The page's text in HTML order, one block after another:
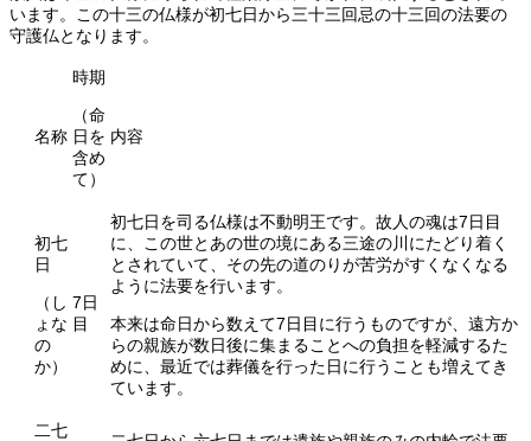
います。この十三の仏様が初七日から三十三回忌の十三回の法要の
守護仏となります。
名称
時期
（命
日を
含め
て）
内容
初七
日
（し
ょな
の
か）
7日
目
初七日を司る仏様は不動明王です。故人の魂は7日目
に、この世とあの世の境にある三途の川にたどり着く
とされていて、その先の道のりが苦労がすくなくなる
ように法要を行います。
本来は命日から数えて7日目に行うものですが、遠方か
らの親族が数日後に集まることへの負担を軽減するた
めに、最近では葬儀を行った日に行うことも増えてき
ています。
二七